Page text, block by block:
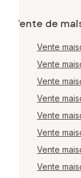
Vente de
Vente
Vente
Vente
Vente
Vente
Vente
Vente
Vente